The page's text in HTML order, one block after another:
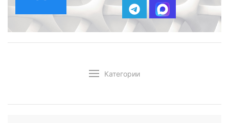
Категории